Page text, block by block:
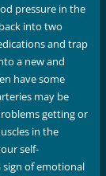
pressure in the
into two
and trap
a new and
have some
may be
getting or
in the
self-
sign of emotional